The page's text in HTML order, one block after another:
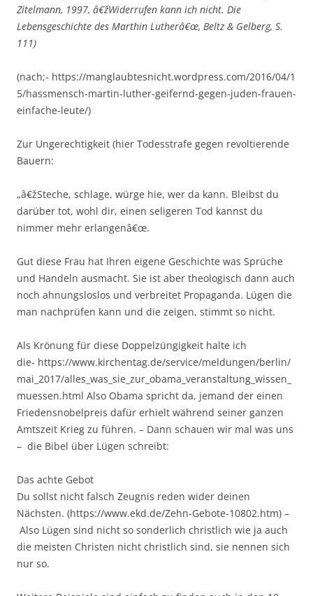
Zitelmann, 1997, â€žWiderrufen kann ich nicht. Die
Lebensgeschichte des Marthin Lutherâ€œ, Beltz & Gelberg, S.
111)
(nach;- https://manglaubtesnicht.wordpress.com/2016/04/1
5/hassmensch-martin-luther-geifernd-gegen-juden-frauen-
einfache-leute/)
Zur Ungerechtigkeit (hier Todesstrafe gegen revoltierende
Bauern:
„â€žSteche, schlage, würge hie, wer da kann. Bleibst du
darüber tot, wohl dir, einen seligeren Tod kannst du
nimmer mehr erlangenâ€œ.
Gut diese Frau hat Ihren eigene Geschichte was Sprüche
und Handeln ausmacht. Sie ist aber theologisch dann auch
noch ahnungsloslos und verbreitet Propaganda. Lügen die
man nachprüfen kann und die zeigen, stimmt so nicht.
Als Krönung für diese Doppelzüngigkeit halte ich
die- https://www.kirchentag.de/service/meldungen/berlin/
mai_2017/alles_was_sie_zur_obama_veranstaltung_wissen_
muessen.html Also Obama spricht da, jemand der einen
Friedensnobelpreis dafür erhielt während seiner ganzen
Amtszeit Krieg zu führen. – Dann schauen wir mal was uns
– die Bibel über Lügen schreibt:
Das achte Gebot
Du sollst nicht falsch Zeugnis reden wider deinen
Nächsten. (https://www.ekd.de/Zehn-Gebote-10802.htm) –
Also Lügen sind nicht so sonderlich christlich wie ja auch
die meisten Christen nicht christlich sind, sie nennen sich
nur so.